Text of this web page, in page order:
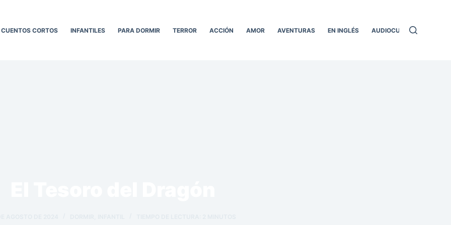
CUENTOS CORTOS INFANTILES PARA DORMIR TERROR ACCIÓN AMOR AVENTURAS EN INGLÉS AUDIOCUENTOS